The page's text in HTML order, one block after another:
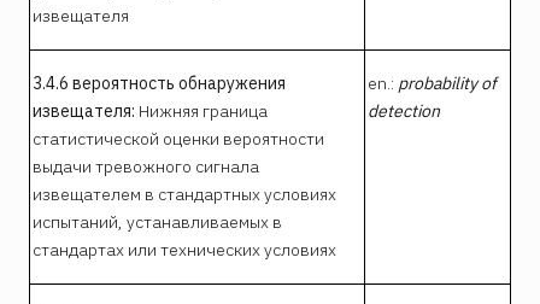
извещателя
3.4.6 вероятность обнаружения
извещателя: Нижняя граница
статистической оценки вероятности
выдачи тревожного сигнала
извещателем в стандартных условиях
испытаний, устанавливаемых в
стандартах или технических условиях
en.: probability of
detection